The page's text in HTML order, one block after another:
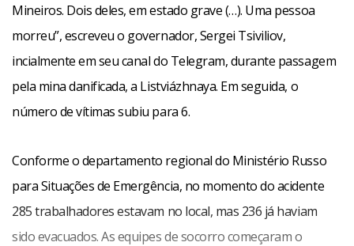
Mineiros. Dois deles, em estado grave (…). Uma pessoa
morreu”, escreveu o governador, Sergei Tsiviliov,
incialmente em seu canal do Telegram, durante passagem
pela mina danificada, a Listviázhnaya. Em seguida, o
número de vítimas subiu para 6.
Conforme o departamento regional do Ministério Russo
para Situações de Emergência, no momento do acidente
285 trabalhadores estavam no local, mas 236 já haviam
sido evacuados. As equipes de socorro começaram o